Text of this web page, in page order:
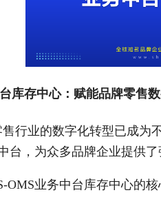
库存中心：赋能品牌零售
行业的数字化转型已成为
台，为众多品牌企业提供
OMS业务中台库存中心的